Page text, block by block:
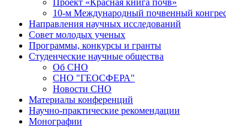
10-м Международный почвенный
Направления научных исследований
Совет молодых ученых
Программы, конкурсы и гранты
Студенческие научные общества
Об СНО
СНО "ГЕОСФЕРА"
Новости СНО
Материалы конференций
Научно-практические рекомендации
Монографии